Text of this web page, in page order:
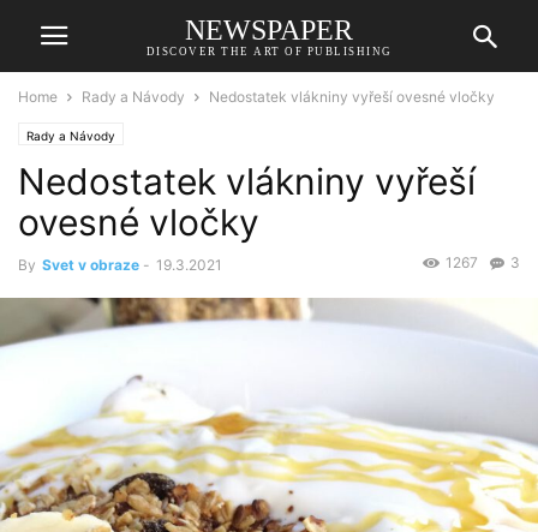
NEWSPAPER
DISCOVER THE ART OF PUBLISHING
Home Rady a Návody Nedostatek vlákniny vyřeší ovesné vločky
Rady a Návody
Nedostatek vlákniny vyřeší
ovesné vločky
By Svet v obraze - 19.3.2021 3
1267